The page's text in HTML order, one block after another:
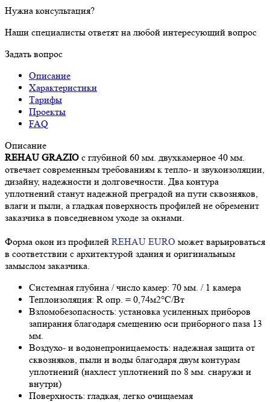
Нужна консультация?
Наши специалисты ответят на любой интересующий вопрос
Задать вопрос
Описание
Характеристики
Тарифы
Проекты
FAQ
Описание
REHAU GRAZIO с глубиной 60 мм. двухкамерное 40 мм.
отвечает современным требованиям к тепло- и звукоизоляции,
дизайну, надежности и долговечности. Два контура
уплотнений станут надежной преградой на пути сквозняков,
влаги и пыли, а гладкая поверхность профилей не обременит
заказчика в повседневном уходе за окнами.
Форма окон из профилей REHAU EURO может варьироваться
в соответствии с архитектурой здания и оригинальным
замыслом заказчика.
Системная глубина / число камер: 70 мм. / 1 камера
Теплоизоляция: R опр. = 0,74м2°С/Вт
Взломобезопасность: установка усиленных приборов
запирания благодаря смещению оси приборного паза 13
мм.
Воздухо- и водонепроницаемость: надежная защита от
сквозняков, пыли и воды благодаря двум контурам
уплотнений (нахлест уплотнений по 8 мм. снаружи и
внутри)
Поверхность: гладкая, легко очищаемая